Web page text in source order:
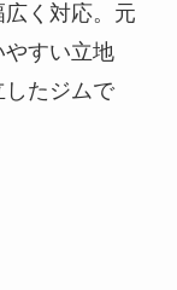
く対応。元
すい立地
たジムで